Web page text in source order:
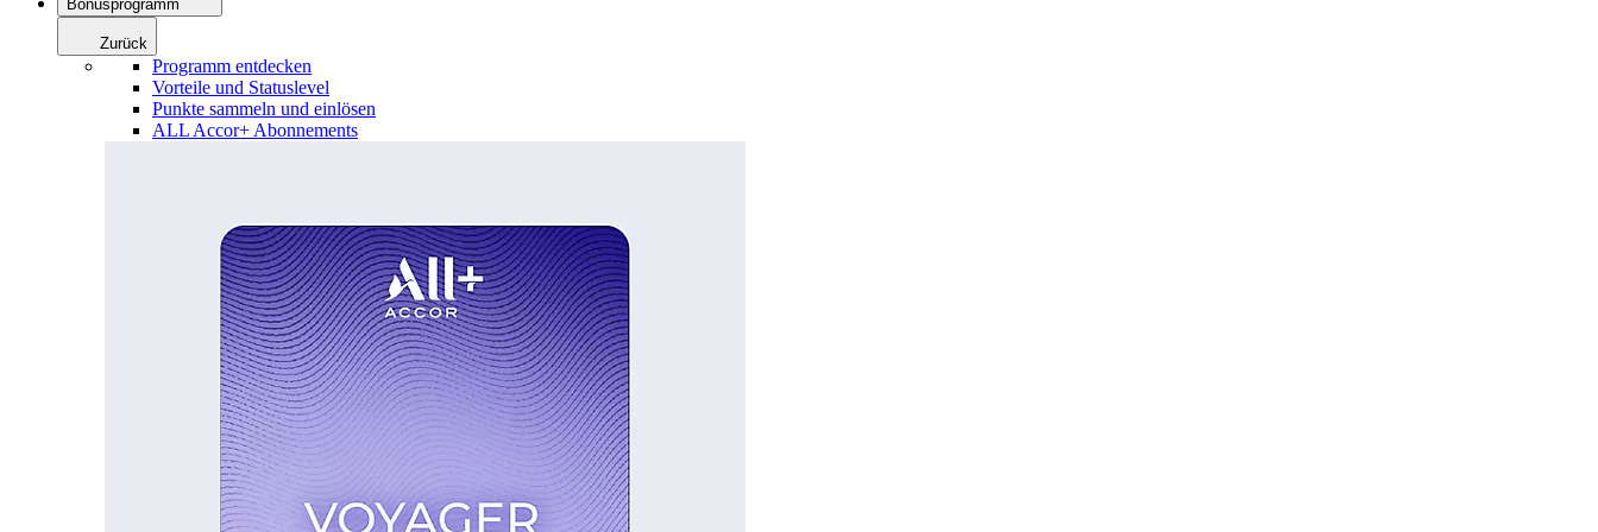
Bonusprogramm
Zurück
Programm entdecken
Vorteile und Statuslevel
Punkte sammeln und einlösen
ALL Accor+ Abonnements